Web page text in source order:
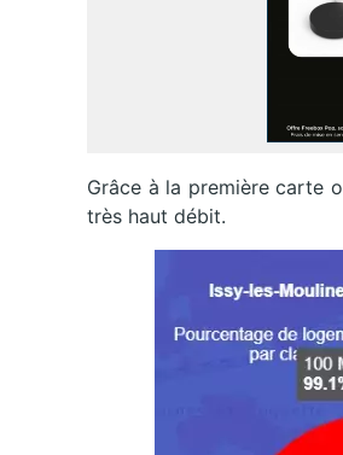
Grâce à la première carte
très haut débit.